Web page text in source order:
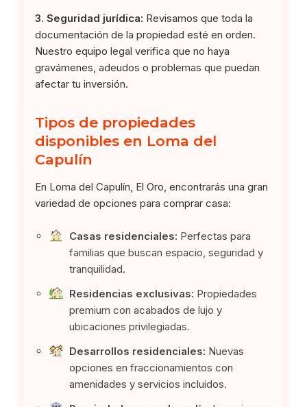
3. Seguridad jurídica: Revisamos que toda la
documentación de la propiedad esté en orden.
Nuestro equipo legal verifica que no haya
gravámenes, adeudos o problemas que puedan
afectar tu inversión.
Tipos de propiedades
disponibles en Loma del
Capulín
En Loma del Capulín, El Oro, encontrarás una gran
variedad de opciones para comprar casa:
Casas residenciales: Perfectas para
familias que buscan espacio, seguridad y
tranquilidad.
Residencias exclusivas: Propiedades
premium con acabados de lujo y
ubicaciones privilegiadas.
Desarrollos residenciales: Nuevas
opciones en fraccionamientos con
amenidades y servicios incluidos.